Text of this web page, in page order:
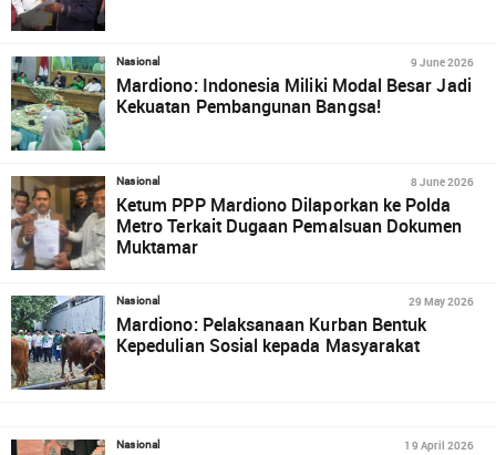
Nasional 9 June 2026
Mardiono: Indonesia Miliki Modal Besar Jadi
Kekuatan Pembangunan Bangsa!
Nasional 8 June 2026
Ketum PPP Mardiono Dilaporkan ke Polda
Metro Terkait Dugaan Pemalsuan Dokumen
Muktamar
Nasional 29 May 2026
Mardiono: Pelaksanaan Kurban Bentuk
Kepedulian Sosial kepada Masyarakat
Nasional 19 April 2026